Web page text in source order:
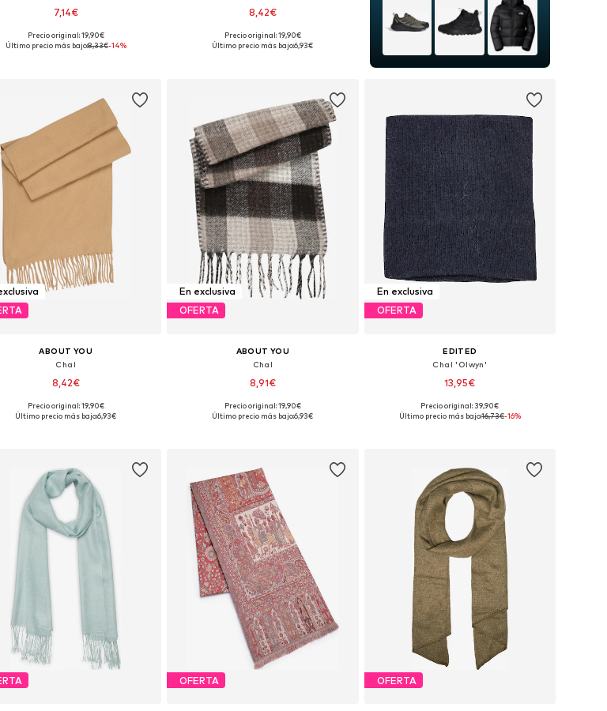
7,14€
Tallas disponibles: One Size
Precio original: 19,90€
Último precio más bajo:8,33€-14%
8,42€
Tallas disponibles: One Size
Precio original: 19,90€
Último precio más bajo:6,93€
ABOUT YOU
Chal
8,42€
Tallas disponibles: One Size
Precio original: 19,90€
Último precio más bajo:6,93€
En exclusiva
OFERTA
ABOUT YOU
Chal
8,91€
Tallas disponibles: One Size
Precio original: 19,90€
Último precio más bajo:6,93€
En exclusiva
OFERTA
EDITED
Chal 'Olwyn'
13,95€
Tallas disponibles: One Size
Precio original: 39,90€
Último precio más bajo:16,73€-16%
OFERTA OFERTA